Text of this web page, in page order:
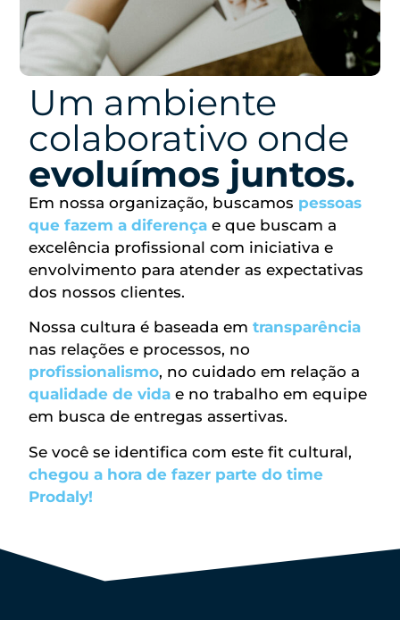
Um ambiente
colaborativo onde
evoluímos juntos.
Em nossa organização, buscamos pessoas
que fazem a diferença e que buscam a
excelência profissional com iniciativa e
envolvimento para atender as expectativas
dos nossos clientes.
Nossa cultura é baseada emtransparência
nas relações e processos, no
profissionalismo, no cuidado em relação a
qualidade de vida e no trabalho em equipe
em busca de entregas assertivas.
Se você se identifica com este fit cultural,
chegou a hora de fazer parte do time
Prodaly!